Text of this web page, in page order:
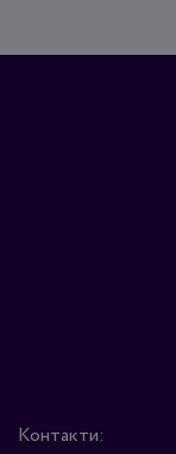
Контакти: